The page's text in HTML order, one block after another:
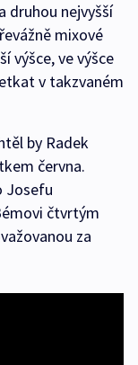
druhou nejvyšší
mixové
výšce, ve výšce
v takzvaném
by Radek
června.
Josefu
čtvrtým
za